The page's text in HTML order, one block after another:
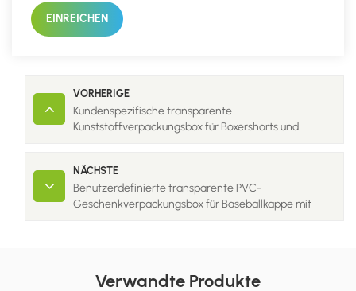
EINREICHEN
VORHERIGE
Kundenspezifische transparente
Kunststoffverpackungsbox für Boxershorts und
NÄCHSTE
Benutzerdefinierte transparente PVC-
Geschenkverpackungsbox für Baseballkappe mit
Verwandte Produkte